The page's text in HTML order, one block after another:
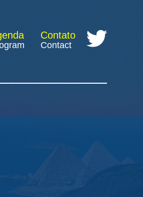
Contato
Contact